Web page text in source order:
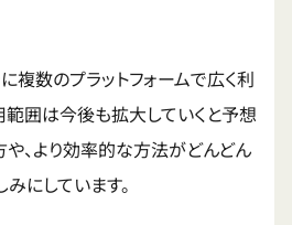
複数のプラットフォームで広く利
範囲は今後も拡大していくと予想
や、より効率的な方法がどんどん
にしています。